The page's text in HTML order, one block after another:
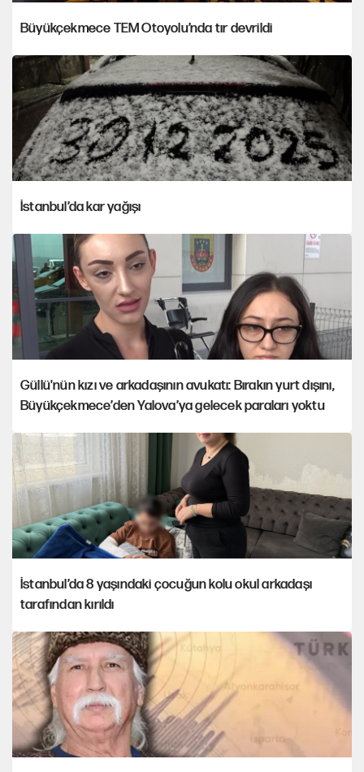
Büyükçekmece TEM Otoyolu’nda tır devrildi
İstanbul’da kar yağışı
Güllü'nün kızı ve arkadaşının avukatı: Bırakın yurt dışını,
Büyükçekmece’den Yalova’ya gelecek paraları yoktu
İstanbul’da 8 yaşındaki çocuğun kolu okul arkadaşı
tarafından kırıldı